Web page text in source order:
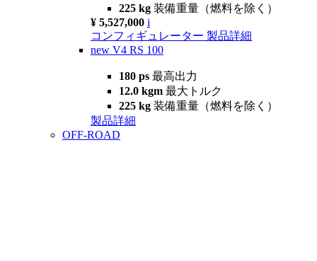
225 kg 装備重量（燃料を除く）
¥ 5,527,000 i
コンフィギュレーター 製品詳細
new V4 RS 100
180 ps 最高出力
12.0 kgm 最大トルク
225 kg 装備重量（燃料を除く）
製品詳細
OFF-ROAD